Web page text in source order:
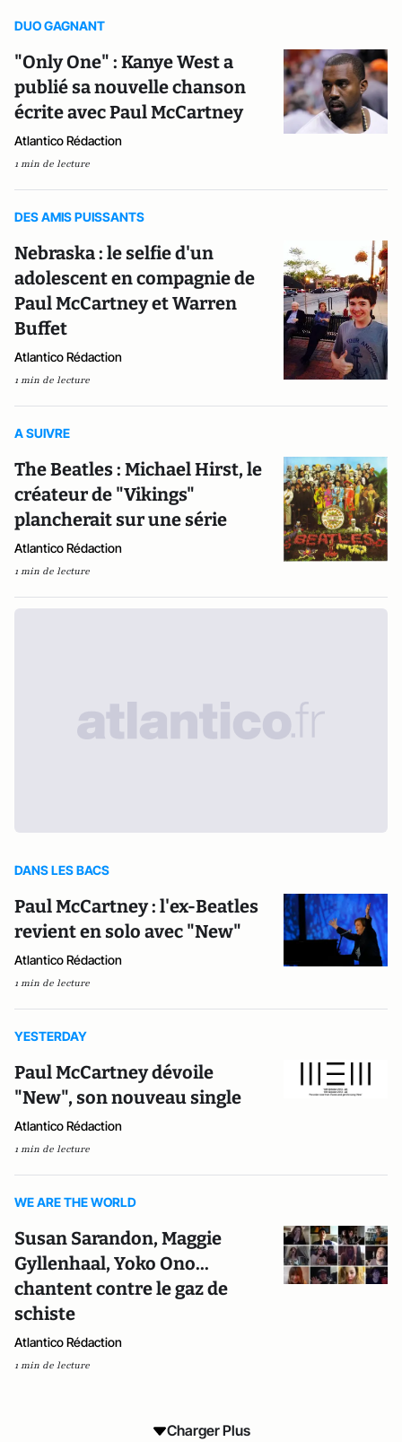
DUO GAGNANT
"Only One" : Kanye West a
publié sa nouvelle chanson
écrite avec Paul McCartney
Atlantico Rédaction
1 min de lecture
DES AMIS PUISSANTS
Nebraska : le selfie d'un
adolescent en compagnie de
Paul McCartney et Warren
Buffet
Atlantico Rédaction
1 min de lecture
A SUIVRE
The Beatles : Michael Hirst, le
créateur de "Vikings"
plancherait sur une série
Atlantico Rédaction
1 min de lecture
DANS LES BACS
Paul McCartney : l'ex-Beatles
revient en solo avec "New"
Atlantico Rédaction
1 min de lecture
YESTERDAY
Paul McCartney dévoile
"New", son nouveau single
Atlantico Rédaction
1 min de lecture
WE ARE THE WORLD
Susan Sarandon, Maggie
Gyllenhaal, Yoko Ono...
chantent contre le gaz de
schiste
Atlantico Rédaction
1 min de lecture
Charger Plus